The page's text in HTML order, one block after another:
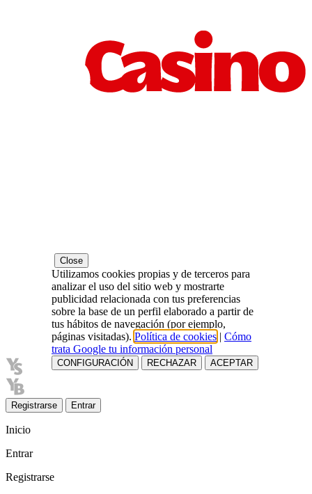
Registrarse Entrar
Inicio
Entrar
Registrarse
Close
Utilizamos cookies propias y de terceros para
analizar el uso del sitio web y mostrarte
publicidad relacionada con tus preferencias
sobre la base de un perfil elaborado a partir de
tus hábitos de navegación (por ejemplo,
páginas visitadas). Política de cookies | Cómo
trata Google tu información personal
CONFIGURACIÓN RECHAZAR ACEPTAR